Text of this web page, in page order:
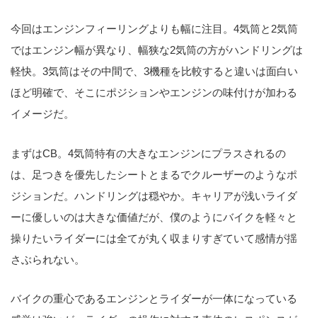
今回はエンジンフィーリングよりも幅に注目。4気筒と2気筒
ではエンジン幅が異なり、幅狭な2気筒の方がハンドリングは
軽快。3気筒はその中間で、3機種を比較すると違いは面白い
ほど明確で、そこにポジションやエンジンの味付けが加わる
イメージだ。
まずはCB。4気筒特有の大きなエンジンにプラスされるの
は、足つきを優先したシートとまるでクルーザーのようなポ
ジションだ。ハンドリングは穏やか。キャリアが浅いライダ
ーに優しいのは大きな価値だが、僕のようにバイクを軽々と
操りたいライダーには全てが丸く収まりすぎていて感情が揺
さぶられない。
バイクの重心であるエンジンとライダーが一体になっている